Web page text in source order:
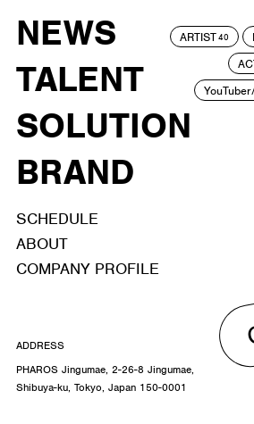
NEWS
TALENT
SOLUTION
BRAND
ARTIST40
SCHEDULE
ABOUT
COMPANY PROFILE
ADDRESS
PHAROS Jingumae, 2-26-8 Jingumae,
Shibuya-ku, Tokyo, Japan 150-0001